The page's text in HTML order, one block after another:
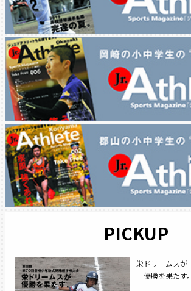
PICKUP
栄ドリームスが
優勝を果たす。